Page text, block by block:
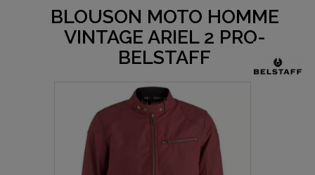
BLOUSON MOTO HOMME
VINTAGE ARIEL 2 PRO-
BELSTAFF